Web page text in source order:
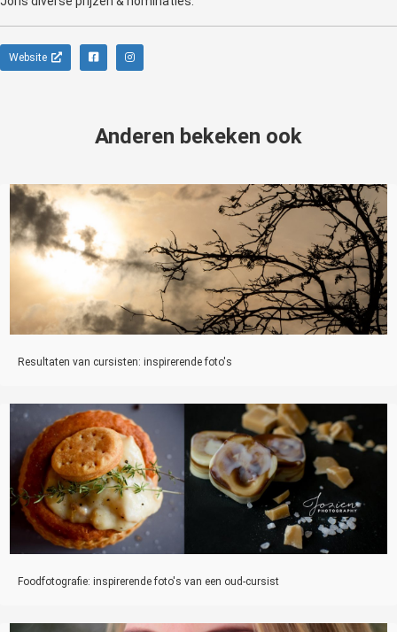
Website
Anderen bekeken ook
Resultaten van cursisten: inspirerende foto's
Foodfotografie: inspirerende foto's van een oud-cursist